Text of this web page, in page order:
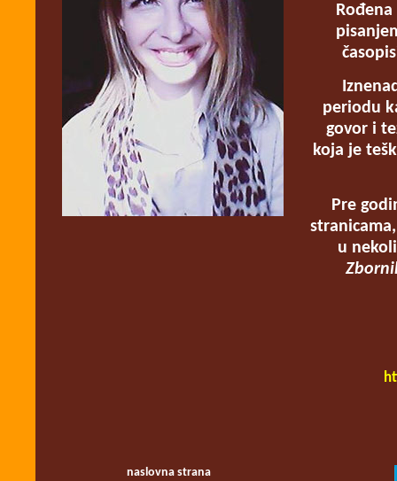
periodu
govor i
koja je
Pre
u
naslovna strana